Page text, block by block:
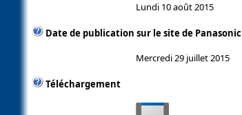
Lundi 10 août 2015
Date de publication sur le site de Panasonic
Mercredi 29 juillet 2015
Téléchargement